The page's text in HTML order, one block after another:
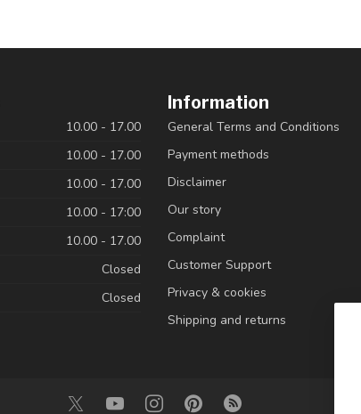
10.00 - 17.00
10.00 - 17.00
10.00 - 17.00
10.00 - 17:00
10.00 - 17.00
Closed
Closed
Information
General Terms and Conditions
Payment methods
Disclaimer
Our story
Complaint
Customer Support
Privacy & cookies
Shipping and returns